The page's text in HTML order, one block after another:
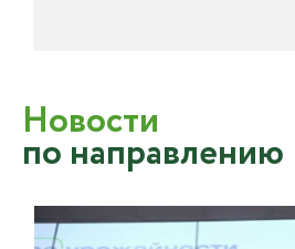
Новости
по направлению